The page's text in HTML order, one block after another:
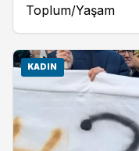
Toplum/Yaşam
KADIN